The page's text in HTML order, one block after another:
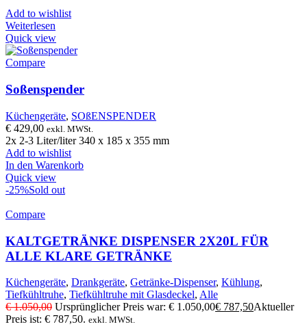
Add to wishlist
Weiterlesen
Quick view
Compare
Soßenspender
Küchengeräte, SOßENSPENDER
€ 429,00 exkl. MWSt.
2x 2-3 Liter/liter 340 x 185 x 355 mm
Add to wishlist
In den Warenkorb
Quick view
-25%Sold out
Compare
KALTGETRÄNKE DISPENSER 2X20L FÜR
ALLE KLARE GETRÄNKE
Küchengeräte, Drankgeräte, Getränke-Dispenser, Kühlung,
Tiefkühltruhe, Tiefkühltruhe mit Glasdeckel, Alle
€1.050,00 Ursprünglicher Preis war: € 1.050,00€ 787,50Aktueller
Preis ist: € 787,50. exkl. MWSt.